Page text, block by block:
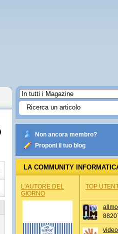
Non ancora membro?
Proponi il tuo blog
LA COMMUNITY
L'AUTORE DEL
GIORNO
TOP